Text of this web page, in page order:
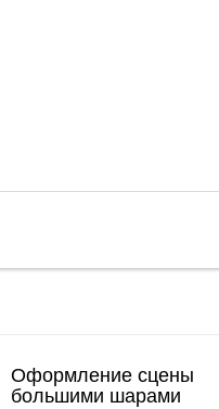
Оформление сцены
большими шарами